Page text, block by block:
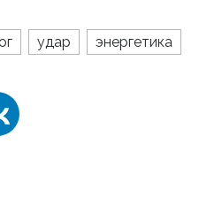
удар энергетика